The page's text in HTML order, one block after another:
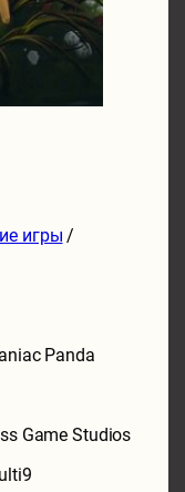
игры /
Panda
Game Studios